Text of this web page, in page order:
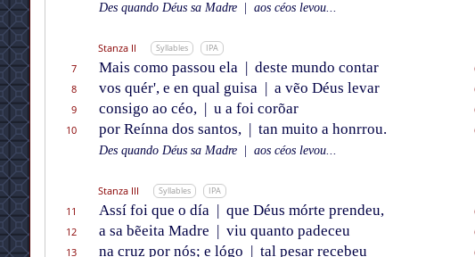
Des quando Déus sa Madre
aos céos levou...
Stanza II Syllables IPA
7 Mais como passou ela | deste mundo contar
8
vos quér', e en qual guisa | a vẽo Déus levar
9
consigo ao céo, | u a foi corõar
10
por Reínna dos santos, | tan muito a honrrou.
Des quando Déus sa Madre
aos céos levou...
Stanza III Syllables IPA
11 Assí foi que o día | que Déus mórte prendeu,
12
a sa bẽeita Madre | viu quanto padeceu
13
na cruz por nós; e lógo | tal pesar recebeu